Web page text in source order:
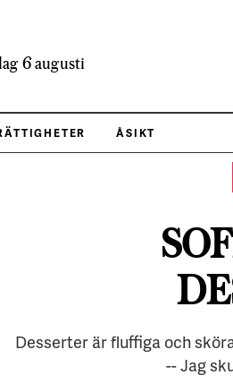
6 augusti
ÅSIKT
HRF OM VALET
hon vikarierat
Desserter är fluffiga och
-- Jag